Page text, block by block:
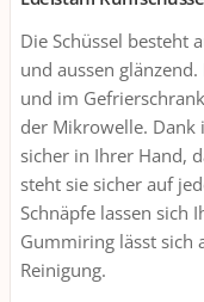
Die Schüssel besteht
und aussen
und im
der Mikrowelle. Dank
sicher in Ihrer Hand,
steht sie sicher auf
Schnäpfe lassen sich
Gummiring lässt sich
Reinigung.